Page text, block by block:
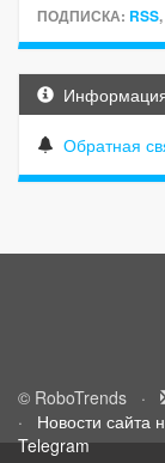
ПОДПИСКА: RSS,
Обратная
© RoboTrends ·
· Новости сайта
Telegram